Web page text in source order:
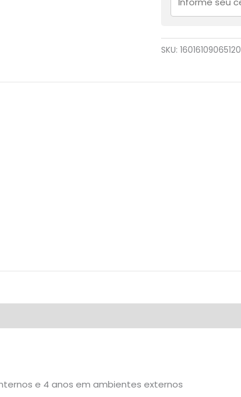
SKU: 16016109065120
e 4 anos em ambientes externos